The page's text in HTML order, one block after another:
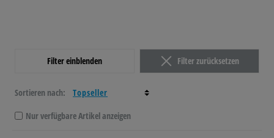
Filter einblenden Filter zurücksetzen
Sortieren nach:
Nur verfügbare Artikel anzeigen